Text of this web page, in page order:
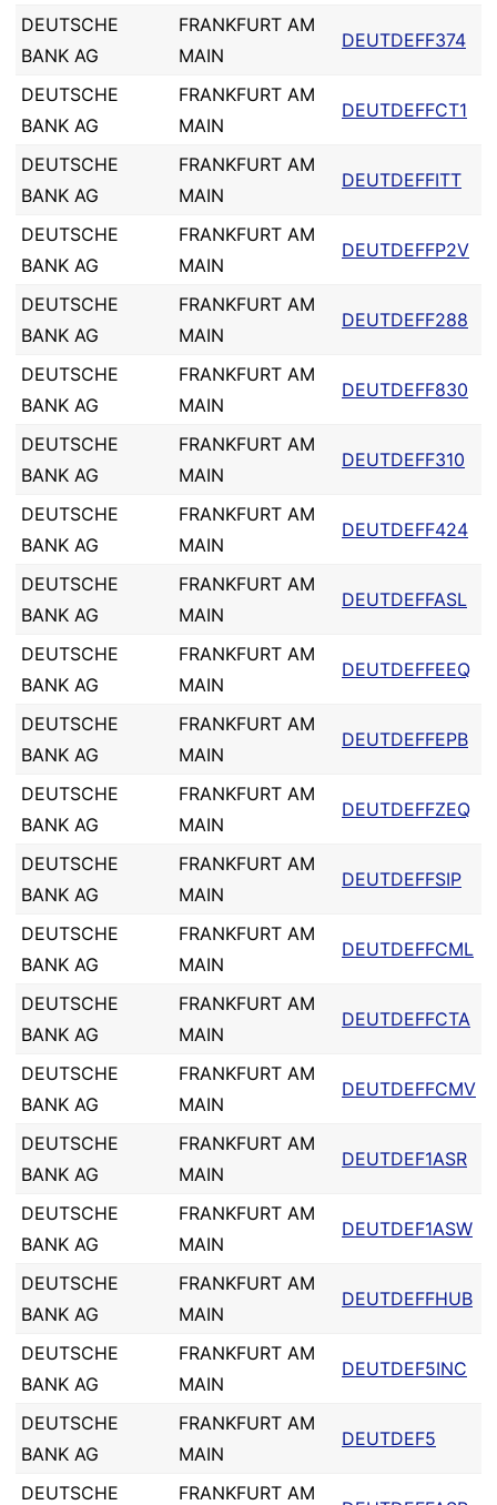
DEUTSCHE
BANK AG
FRANKFURT AM
MAIN
DEUTDEFF374
DEUTSCHE
BANK AG
FRANKFURT AM
MAIN
DEUTDEFFCT1
DEUTSCHE
BANK AG
FRANKFURT AM
MAIN
DEUTDEFFITT
DEUTSCHE
BANK AG
FRANKFURT AM
MAIN
DEUTDEFFP2V
DEUTSCHE
BANK AG
FRANKFURT AM
MAIN
DEUTDEFF288
DEUTSCHE
BANK AG
FRANKFURT AM
MAIN
DEUTDEFF830
DEUTSCHE
BANK AG
FRANKFURT AM
MAIN
DEUTDEFF310
DEUTSCHE
BANK AG
FRANKFURT AM
MAIN
DEUTDEFF424
DEUTSCHE
BANK AG
FRANKFURT AM
MAIN
DEUTDEFFASL
DEUTSCHE
BANK AG
FRANKFURT AM
MAIN
DEUTDEFFEEQ
DEUTSCHE
BANK AG
FRANKFURT AM
MAIN
DEUTDEFFEPB
DEUTSCHE
BANK AG
FRANKFURT AM
MAIN
DEUTDEFFZEQ
DEUTSCHE
BANK AG
FRANKFURT AM
MAIN
DEUTDEFFSIP
DEUTSCHE
BANK AG
FRANKFURT AM
MAIN
DEUTDEFFCML
DEUTSCHE
BANK AG
FRANKFURT AM
MAIN
DEUTDEFFCTA
DEUTSCHE
BANK AG
FRANKFURT AM
MAIN
DEUTDEFFCMV
DEUTSCHE
BANK AG
FRANKFURT AM
MAIN
DEUTDEF1ASR
DEUTSCHE
BANK AG
FRANKFURT AM
MAIN
DEUTDEF1ASW
DEUTSCHE
BANK AG
FRANKFURT AM
MAIN
DEUTDEFFHUB
DEUTSCHE
BANK AG
FRANKFURT AM
MAIN
DEUTDEF5INC
DEUTSCHE
BANK AG
FRANKFURT AM
MAIN
DEUTDEF5
DEUTSCHE FRANKFURT AM